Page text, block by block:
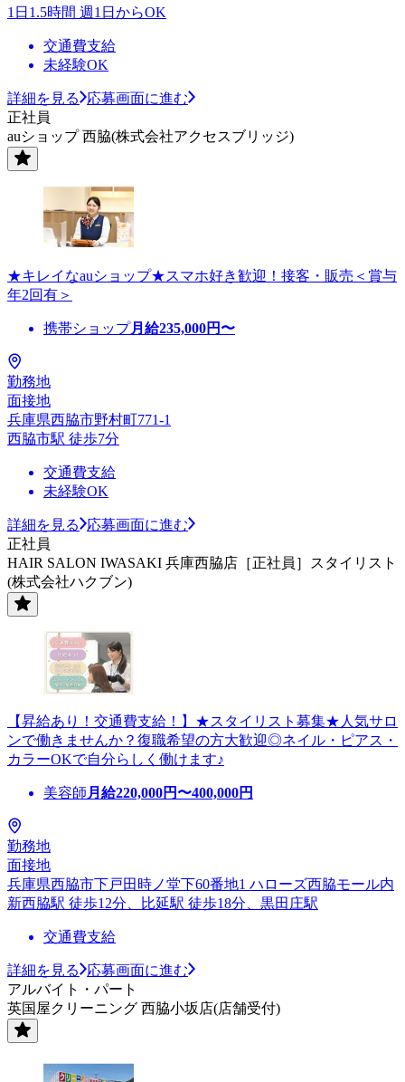
1日1.5時間 週1日からOK
交通費支給
未経験OK
詳細を見る
応募画面に進む
正社員
auショップ 西脇(株式会社アクセスブリッジ)
★キレイなauショップ★スマホ好き歓迎！接客・販売＜賞与
年2回有＞
携帯ショップ月給235,000円〜
勤務地
面接地
兵庫県西脇市野村町771-1
西脇市駅 徒歩7分
交通費支給
未経験OK
詳細を見る
応募画面に進む
正社員
HAIR SALON IWASAKI 兵庫西脇店［正社員］スタイリスト
(株式会社ハクブン)
【昇給あり！交通費支給！】★スタイリスト募集★人気サロ
ンで働きませんか？復職希望の方大歓迎◎ネイル・ピアス・
カラーOKで自分らしく働けます♪
美容師 月給220,000円〜400,000円
勤務地
面接地
兵庫県西脇市下戸田時ノ堂下60番地1 ハローズ西脇モール内
新西脇駅 徒歩12分、比延駅 徒歩18分、黒田庄駅
交通費支給
詳細を見る
応募画面に進む
アルバイト・パート
英国屋クリーニング 西脇小坂店(店舗受付)